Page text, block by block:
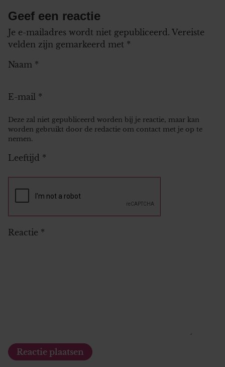
Geef een reactie
Je e-mailadres wordt niet gepubliceerd. Vereiste
velden zijn gemarkeerd met *
Naam *
E-mail *
Deze zal niet gepubliceerd worden bij je reactie, maar kan
worden gebruikt door de redactie om contact met je op te
nemen.
Leeftijd *
Reactie *